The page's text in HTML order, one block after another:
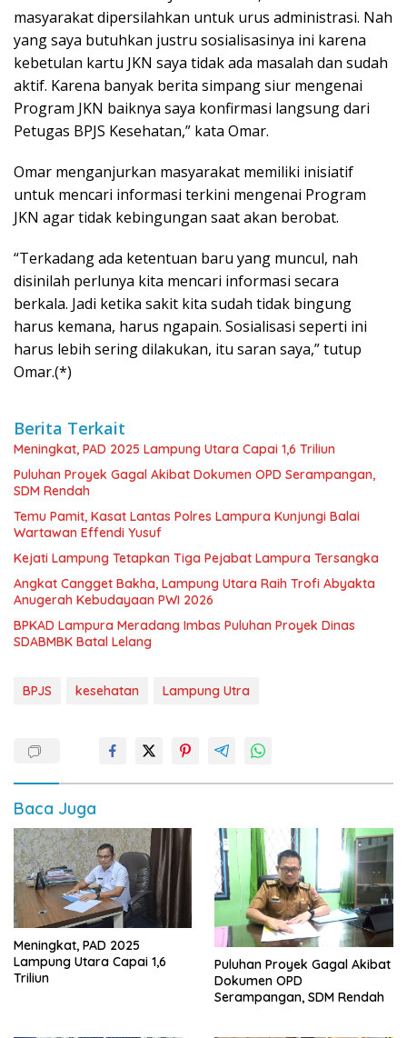
masyarakat dipersilahkan untuk urus administrasi. Nah
yang saya butuhkan justru sosialisasinya ini karena
kebetulan kartu JKN saya tidak ada masalah dan sudah
aktif. Karena banyak berita simpang siur mengenai
Program JKN baiknya saya konfirmasi langsung dari
Petugas BPJS Kesehatan,” kata Omar.
Omar menganjurkan masyarakat memiliki inisiatif
untuk mencari informasi terkini mengenai Program
JKN agar tidak kebingungan saat akan berobat.
“Terkadang ada ketentuan baru yang muncul, nah
disinilah perlunya kita mencari informasi secara
berkala. Jadi ketika sakit kita sudah tidak bingung
harus kemana, harus ngapain. Sosialisasi seperti ini
harus lebih sering dilakukan, itu saran saya,” tutup
Omar.(*)
Berita Terkait
Meningkat, PAD 2025 Lampung Utara Capai 1,6 Triliun
Puluhan Proyek Gagal Akibat Dokumen OPD Serampangan,
SDM Rendah
Temu Pamit, Kasat Lantas Polres Lampura Kunjungi Balai
Wartawan Effendi Yusuf
Kejati Lampung Tetapkan Tiga Pejabat Lampura Tersangka
Angkat Cangget Bakha, Lampung Utara Raih Trofi Abyakta
Anugerah Kebudayaan PWI 2026
BPKAD Lampura Meradang Imbas Puluhan Proyek Dinas
SDABMBK Batal Lelang
BPJS kesehatan Lampung Utra
Baca Juga
Meningkat, PAD 2025
Lampung Utara Capai 1,6
Triliun
Puluhan Proyek Gagal Akibat
Dokumen OPD
Serampangan, SDM Rendah